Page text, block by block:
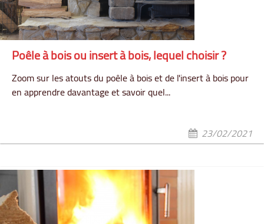
Poêle à bois ou insert à bois, lequel choisir ?
Zoom sur les atouts du poêle à bois et de l'insert à bois pour
en apprendre davantage et savoir quel...
23/02/2021